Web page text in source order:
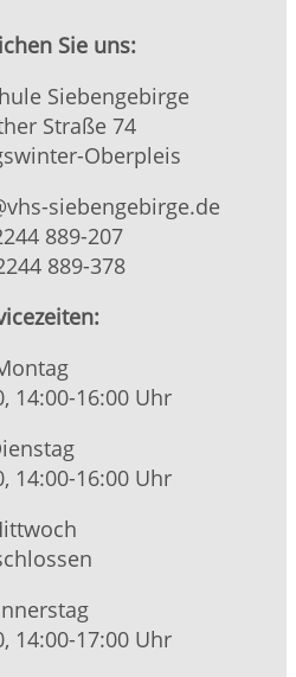
Sie uns:
Siebengebirge
Straße 74
Oberpleis
siebengebirge.de
889-207
889-378
14:00-16:00 Uhr
14:00-16:00 Uhr
14:00-17:00 Uhr